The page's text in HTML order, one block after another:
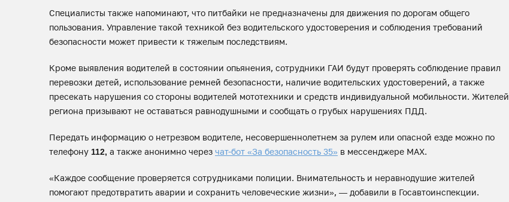
Специалисты также напоминают, что питбайки не предназначены для движения по дорогам общего
пользования. Управление такой техникой без водительского удостоверения и соблюдения требований
безопасности может привести к тяжелым последствиям.
Кроме выявления водителей в состоянии опьянения, сотрудники ГАИ будут проверять соблюдение правил
перевозки детей, использование ремней безопасности, наличие водительских удостоверений, а также
пресекать нарушения со стороны водителей мототехники и средств индивидуальной мобильности. Жителей
региона призывают не оставаться равнодушными и сообщать о грубых нарушениях ПДД.
Передать информацию о нетрезвом водителе, несовершеннолетнем за рулем или опасной езде можно по
телефону 112, а также анонимно через чат-бот «За безопасность 35» в мессенджере МАХ.
«Каждое сообщение проверяется сотрудниками полиции. Внимательность и неравнодушие жителей
помогают предотвратить аварии и сохранить человеческие жизни», — добавили в Госавтоинспекции.